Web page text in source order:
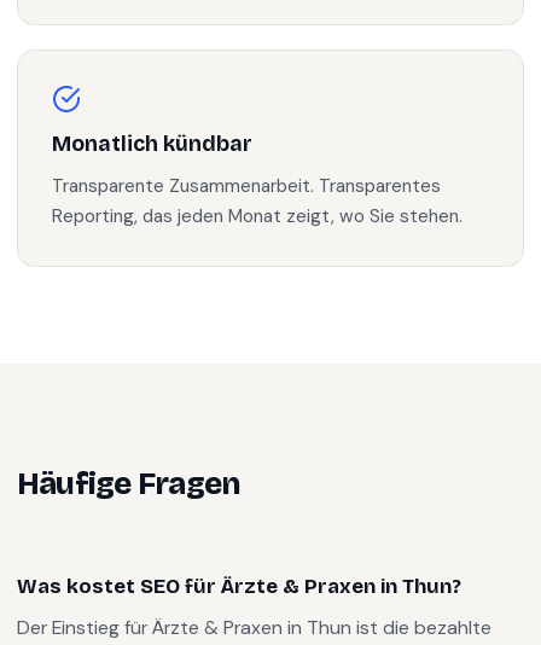
Monatlich kündbar
Transparente Zusammenarbeit. Transparentes
Reporting, das jeden Monat zeigt, wo Sie stehen.
Häufige Fragen
Was kostet SEO für Ärzte & Praxen in Thun?
Der Einstieg für Ärzte & Praxen in Thun ist die bezahlte